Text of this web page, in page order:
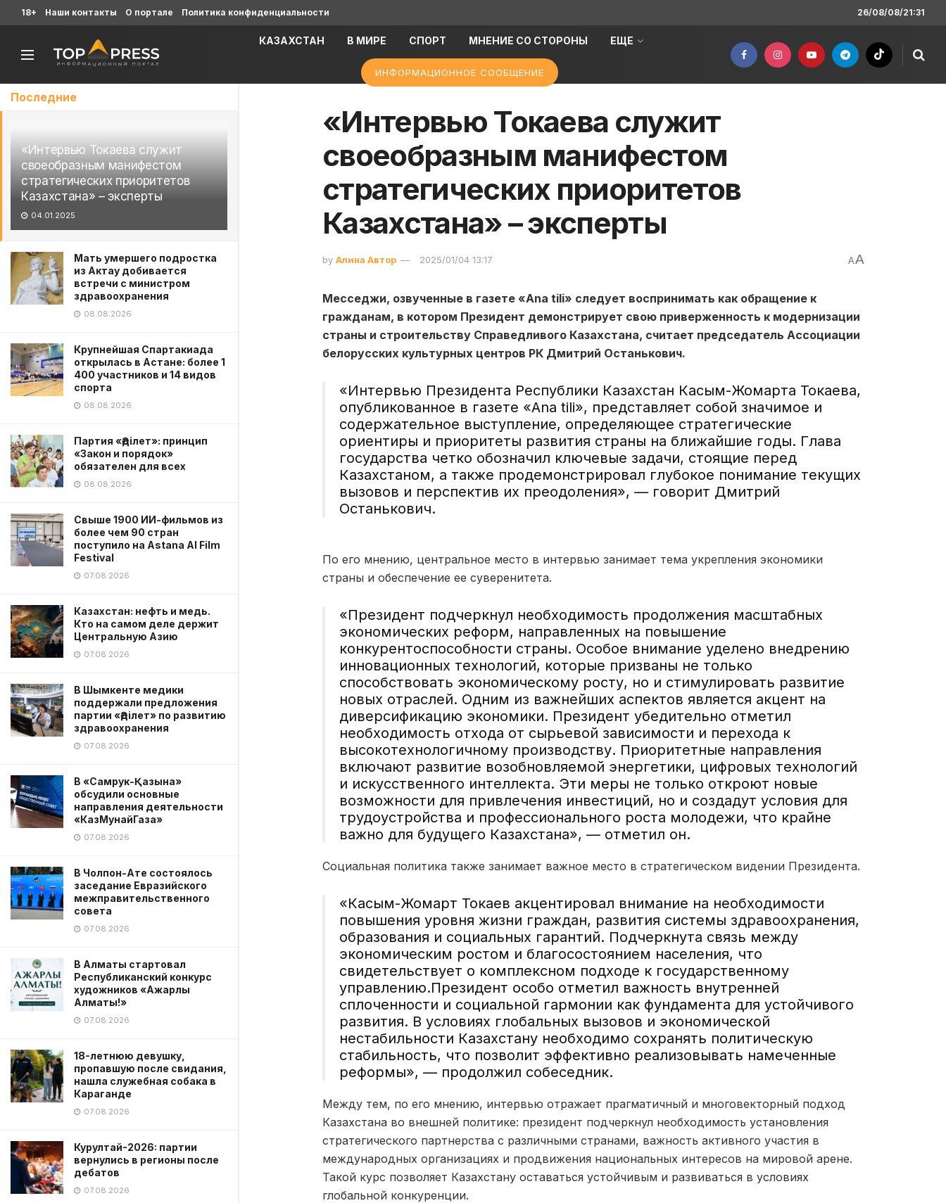
Последние
«Интервью Токаева служит
своеобразным манифестом
стратегических приоритетов
Казахстана» – эксперты
04.01.2025
Мать умершего подростка
из Актау добивается
встречи с министром
здравоохранения
08.08.2026
Крупнейшая Спартакиада
открылась в Астане: более 1
400 участников и 14 видов
спорта
08.08.2026
Партия «Әділет»: принцип
«Закон и порядок»
обязателен для всех
08.08.2026
Свыше 1900 ИИ-фильмов из
более чем 90 стран
поступило на Astana AI Film
Festival
07.08.2026
Казахстан: нефть и медь.
Кто на самом деле держит
Центральную Азию
07.08.2026
В Шымкенте медики
поддержали предложения
партии «Әділет» по развитию
здравоохранения
07.08.2026
В «Самрук-Қазына»
обсудили основные
направления деятельности
«КазМунайГаза»
07.08.2026
В Чолпон-Ате состоялось
заседание Евразийского
межправительственного
совета
07.08.2026
В Алматы стартовал
Республиканский конкурс
художников «Ажарлы
Алматы!»
07.08.2026
18-летнюю девушку,
пропавшую после свидания,
нашла служебная собака в
Караганде
07.08.2026
Курултай-2026: партии
вернулись в регионы после
дебатов
07.08.2026
18+ Наши контакты О портале Политика конфиденциальности 26/08/08/21:31
КАЗАХСТАН В МИРЕ СПОРТ МНЕНИЕ СО СТОРОНЫ ЕЩЕ
ИНФОРМАЦИОННОЕ СООБЩЕНИЕ
«Интервью Токаева служит
своеобразным манифестом
стратегических приоритетов
Казахстана» – эксперты
by Алина Автор 2025/01/04 13:17 AA
Месседжи, озвученные в газете «Ana tili» следует воспринимать как обращение к
гражданам, в котором Президент демонстрирует свою приверженность к модернизации
страны и строительству Справедливого Казахстана, считает председатель Ассоциации
белорусских культурных центров РК Дмитрий Останькович.
«Интервью Президента Республики Казахстан Касым-Жомарта Токаева,
опубликованное в газете «Ana tili», представляет собой значимое и
содержательное выступление, определяющее стратегические
ориентиры и приоритеты развития страны на ближайшие годы. Глава
государства четко обозначил ключевые задачи, стоящие перед
Казахстаном, а также продемонстрировал глубокое понимание текущих
вызовов и перспектив их преодоления», — говорит Дмитрий
Останькович.
По его мнению, центральное место в интервью занимает тема укрепления экономики
страны и обеспечение ее суверенитета.
«Президент подчеркнул необходимость продолжения масштабных
экономических реформ, направленных на повышение
конкурентоспособности страны. Особое внимание уделено внедрению
инновационных технологий, которые призваны не только
способствовать экономическому росту, но и стимулировать развитие
новых отраслей. Одним из важнейших аспектов является акцент на
диверсификацию экономики. Президент убедительно отметил
необходимость отхода от сырьевой зависимости и перехода к
высокотехнологичному производству. Приоритетные направления
включают развитие возобновляемой энергетики, цифровых технологий
и искусственного интеллекта. Эти меры не только откроют новые
возможности для привлечения инвестиций, но и создадут условия для
трудоустройства и профессионального роста молодежи, что крайне
важно для будущего Казахстана», — отметил он.
Социальная политика также занимает важное место в стратегическом видении Президента.
«Касым-Жомарт Токаев акцентировал внимание на необходимости
повышения уровня жизни граждан, развития системы здравоохранения,
образования и социальных гарантий. Подчеркнута связь между
экономическим ростом и благосостоянием населения, что
свидетельствует о комплексном подходе к государственному
управлению.Президент особо отметил важность внутренней
сплоченности и социальной гармонии как фундамента для устойчивого
развития. В условиях глобальных вызовов и экономической
нестабильности Казахстану необходимо сохранять политическую
стабильность, что позволит эффективно реализовывать намеченные
реформы», — продолжил собеседник.
Между тем, по его мнению, интервью отражает прагматичный и многовекторный подход
Казахстана во внешней политике: президент подчеркнул необходимость установления
стратегического партнерства с различными странами, важность активного участия в
международных организациях и продвижения национальных интересов на мировой арене.
Такой курс позволяет Казахстану оставаться устойчивым и развиваться в условиях
глобальной конкуренции.